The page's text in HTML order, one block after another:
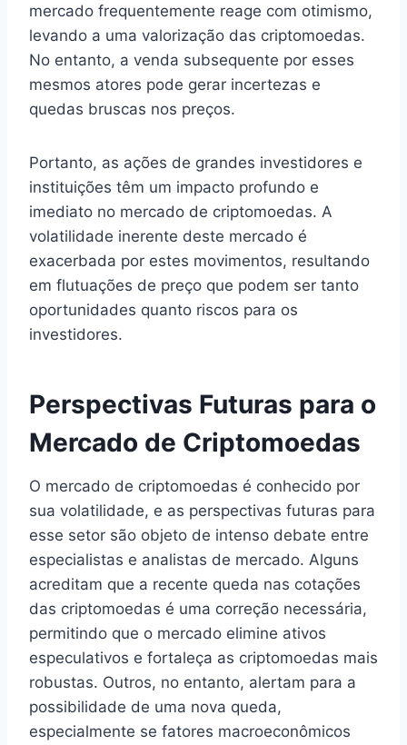
mercado frequentemente reage com otimismo,
levando a uma valorização das criptomoedas.
No entanto, a venda subsequente por esses
mesmos atores pode gerar incertezas e
quedas bruscas nos preços.
Portanto, as ações de grandes investidores e
instituições têm um impacto profundo e
imediato no mercado de criptomoedas. A
volatilidade inerente deste mercado é
exacerbada por estes movimentos, resultando
em flutuações de preço que podem ser tanto
oportunidades quanto riscos para os
investidores.
Perspectivas Futuras para o
Mercado de Criptomoedas
O mercado de criptomoedas é conhecido por
sua volatilidade, e as perspectivas futuras para
esse setor são objeto de intenso debate entre
especialistas e analistas de mercado. Alguns
acreditam que a recente queda nas cotações
das criptomoedas é uma correção necessária,
permitindo que o mercado elimine ativos
especulativos e fortaleça as criptomoedas mais
robustas. Outros, no entanto, alertam para a
possibilidade de uma nova queda,
especialmente se fatores macroeconômicos